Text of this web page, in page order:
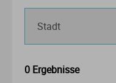
0 Ergebnisse